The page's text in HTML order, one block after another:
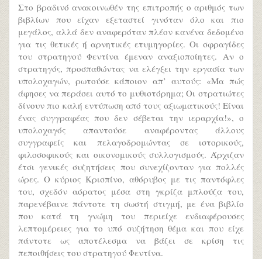
Στο βραδινό ανακοινωθέν της επιτροπής ο αριθμός των
βιβλίων που είχαν εξεταστεί γινόταν όλο και πιο
μεγάλος, αλλά δεν αναφερόταν πλέον κανένα δεδομένο
για τις θετικές ή αρνητικές ετυμηγορίες. Οι σφραγίδες
του στρατηγού Φεντίνα έμεναν αναξιοποίητες. Αν ο
στρατηγός, προσπαθώντας να ελέγξει την εργασία των
υπολοχαγών, ρωτούσε κάποιον απ’ αυτούς: «Μα πώς
άφησες να περάσει αυτό το μυθιστόρημα; Οι στρατιώτες
δίνουν πιο καλή εντύπωση από τους αξιωματικούς! Είναι
ένας συγγραφέας που δεν σέβεται την ιεραρχία!», ο
υπολοχαγός απαντούσε αναφέροντας άλλους
συγγραφείς και πελαγοδρομώντας σε ιστορικούς,
φιλοσοφικούς και οικονομικούς συλλογισμούς. Άρχιζαν
έτσι γενικές συζητήσεις που συνεχίζονταν για πολλές
ώρες. Ο κύριος Κρισπίνο, αθόρυβος με τις παντόφλες
του, σχεδόν αόρατος μέσα στη γκρίζα μπλούζα του,
παρενέβαινε πάντοτε τη σωστή στιγμή, με ένα βιβλίο
που κατά τη γνώμη του περιείχε ενδιαφέρουσες
λεπτομέρειες για το υπό συζήτηση θέμα και που είχε
πάντοτε ως αποτέλεσμα να βάζει σε κρίση τις
πεποιθήσεις του στρατηγού Φεντίνα.